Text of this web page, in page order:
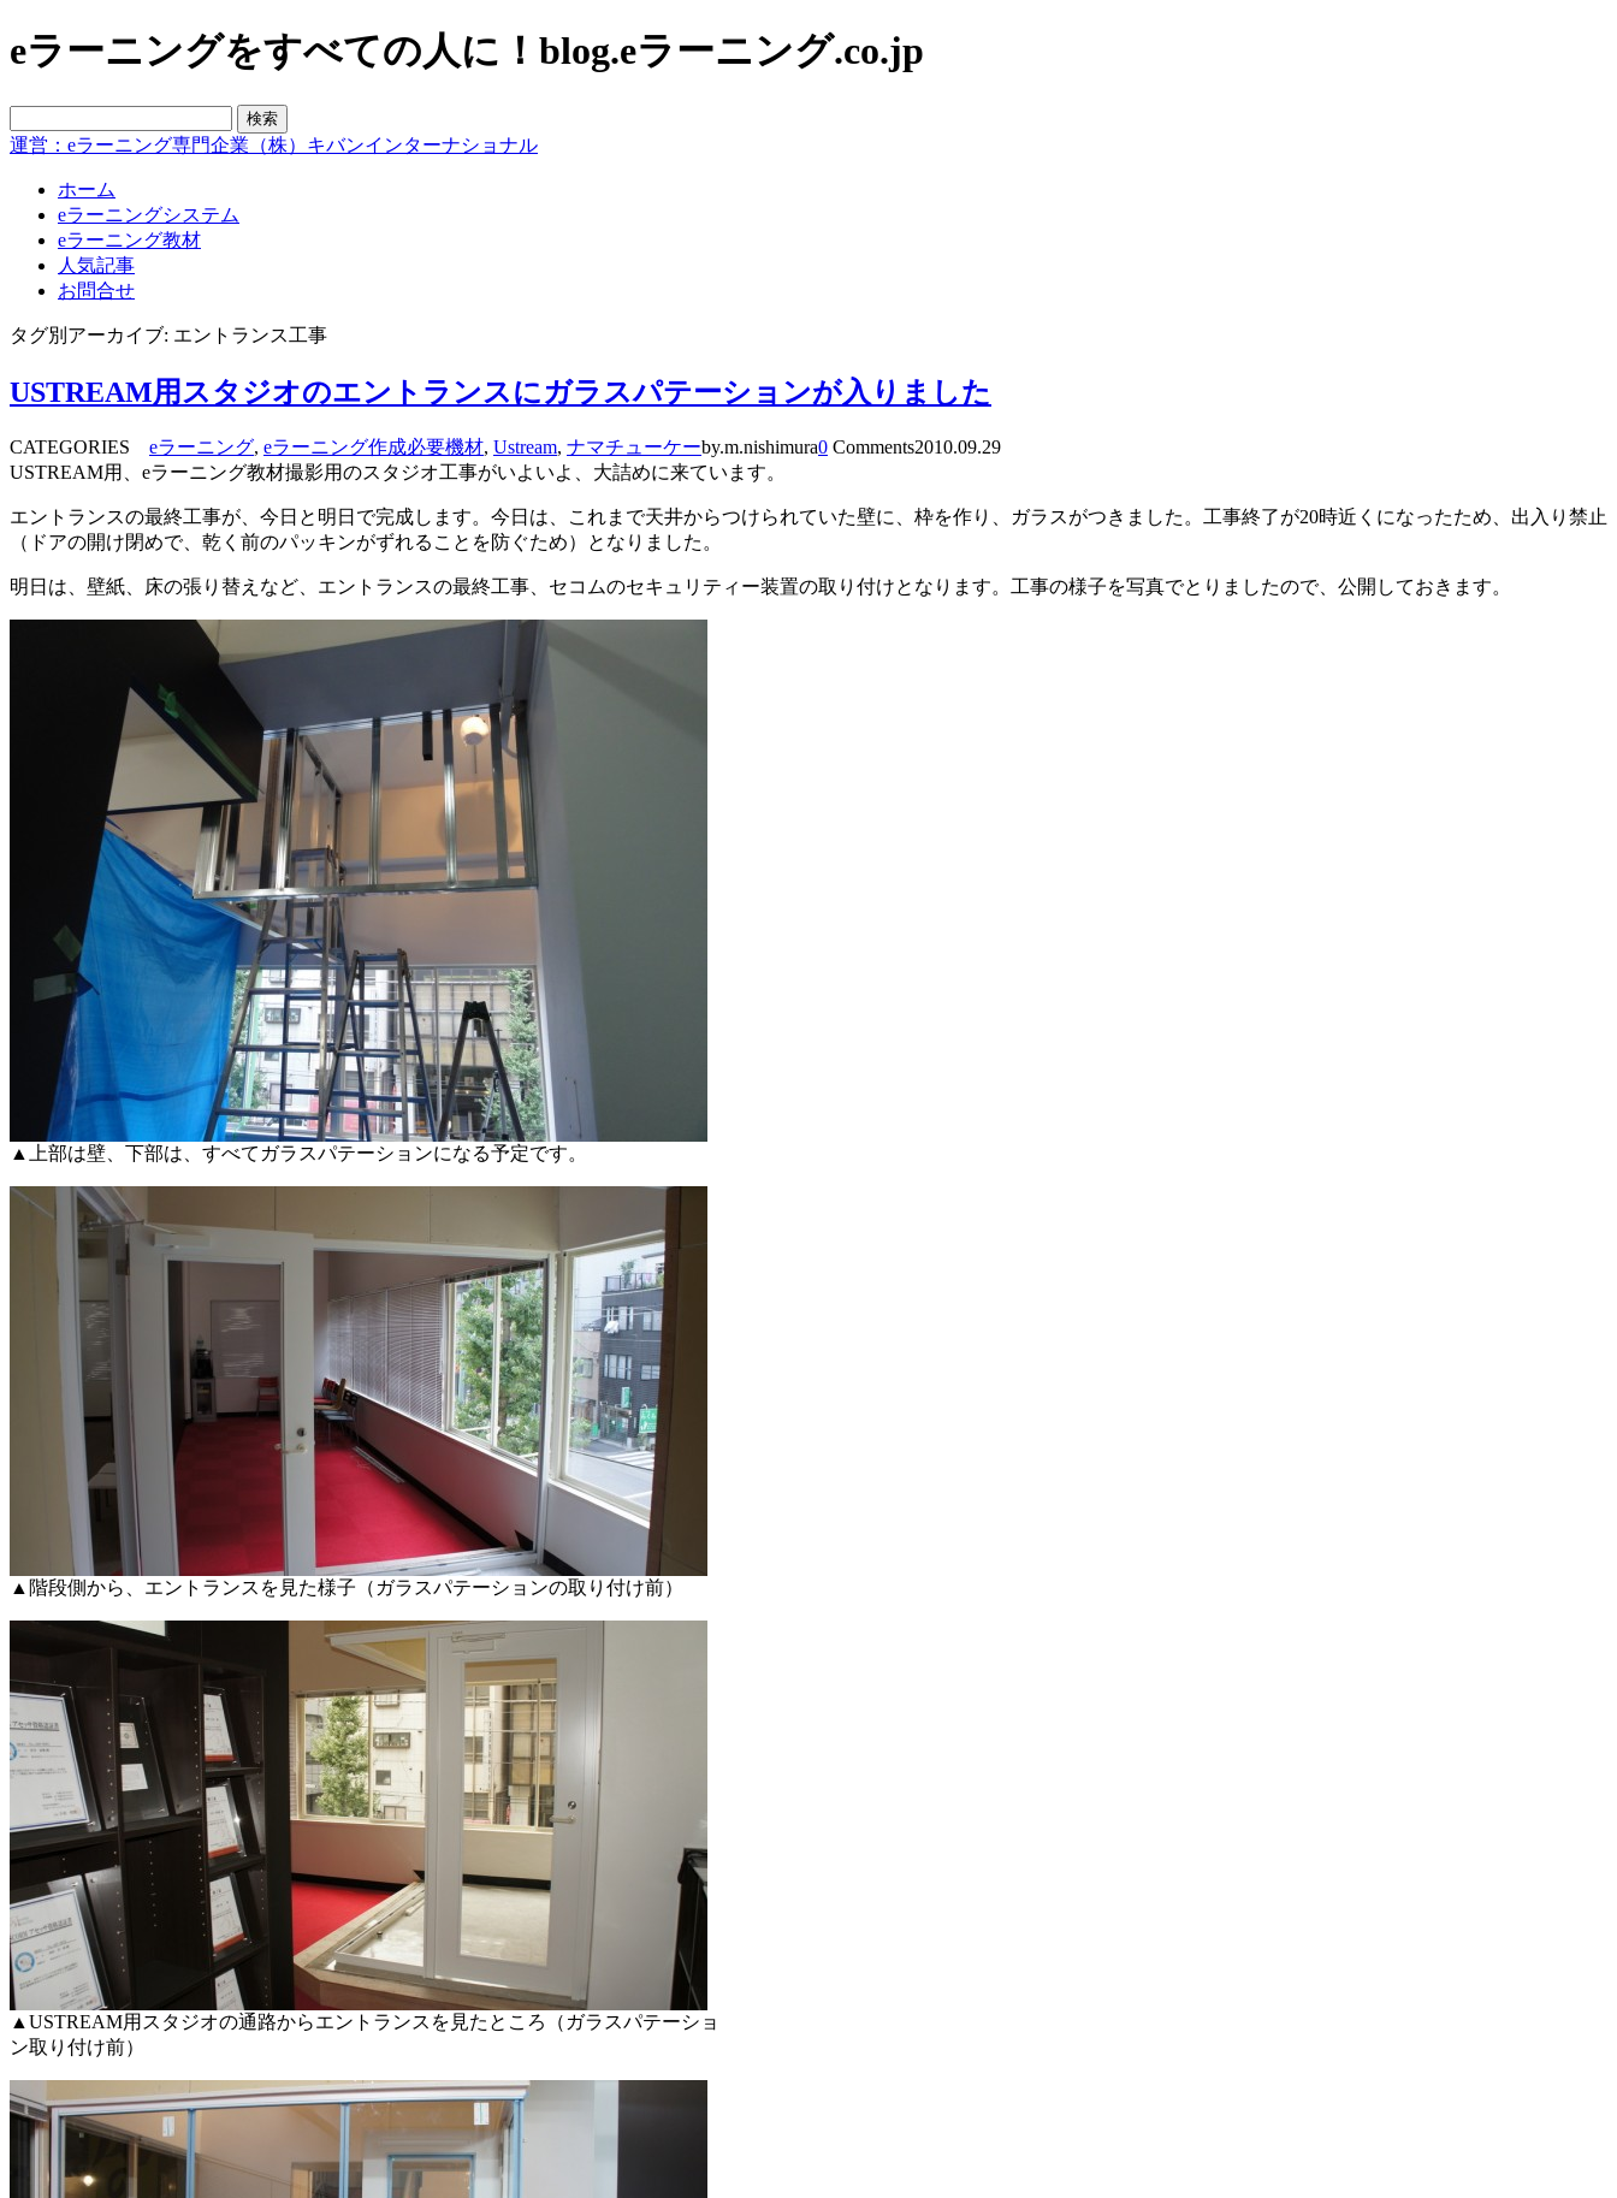
eラーニングをすべての人に！blog.eラーニング.co.jp
運営：eラーニング専門企業（株）キバンインターナショナル
ホーム
eラーニングシステム
eラーニング教材
人気記事
お問合せ
タグ別アーカイブ: エントランス工事
USTREAM用スタジオのエントランスにガラスパテーションが入りました
CATEGORIES eラーニング, eラーニング作成必要機材, Ustream, ナマチューケーby.m.nishimura0 Comments2010.09.29
USTREAM用、eラーニング教材撮影用のスタジオ工事がいよいよ、大詰めに来ています。
エントランスの最終工事が、今日と明日で完成します。今日は、これまで天井からつけられていた壁に、枠を作り、ガラスがつきました。工事終了が20時近くになったため、出入り禁止
（ドアの開け閉めで、乾く前のパッキンがずれることを防ぐため）となりました。
明日は、壁紙、床の張り替えなど、エントランスの最終工事、セコムのセキュリティー装置の取り付けとなります。工事の様子を写真でとりましたので、公開しておきます。
▲上部は壁、下部は、すべてガラスパテーションになる予定です。
▲階段側から、エントランスを見た様子（ガラスパテーションの取り付け前）
▲USTREAM用スタジオの通路からエントランスを見たところ（ガラスパテーショ
ン取り付け前）